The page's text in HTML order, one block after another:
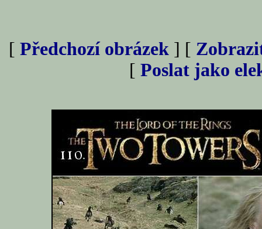
[ Předchozí obrázek ] [
[ Poslat jako